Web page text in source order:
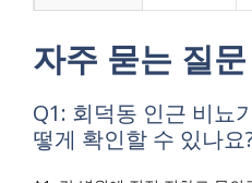
자주 묻는 질
Q1: 회덕동 인근 비뇨
떻게 확인할 수 있나요